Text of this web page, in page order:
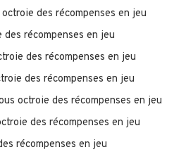
octroie des récompenses en jeu
des récompenses en jeu
des récompenses en jeu
des récompenses en jeu
octroie des récompenses en jeu
des récompenses en jeu
récompenses en jeu